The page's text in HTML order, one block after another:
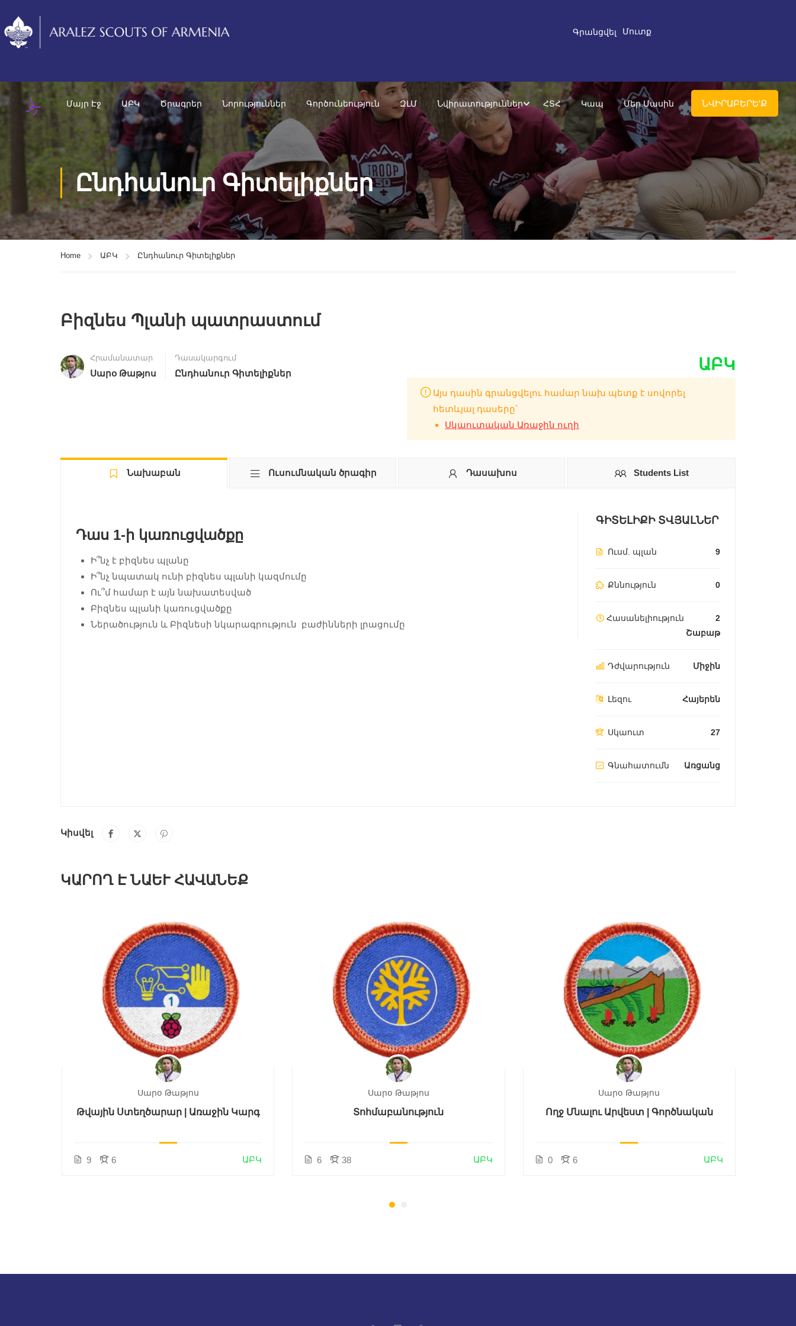
Գրանցվել Մուտք
Մայր Էջ ԱԲԿ Ծրագրեր Նորություններ Գործունեություն ԶԼՄ Նվիրատություններ ՀՏՀ Կապ Մեր Մասին ՆՎԻՐԱԲԵՐԵ'Ք
Ընդհանուր Գիտելիքներ
Home ԱԲԿ Ընդհանուր Գիտելիքներ
Բիզնես Պլանի պատրաստում
Հրամանատար
Սարօ Թաթյոս
Դասակարգում
Ընդհանուր Գիտելիքներ ԱԲԿ
Այս դասին գրանցվելու համար նախ պետք է սովորել
հետևյալ դասերը՝
Սկաուտական Առաջին ուղի
Նախաբան Ուսումնական ծրագիր Դասախոս Students List
Դաս 1-ի կառուցվածքը
Ի՞նչ է բիզնես պլանը
Ի՞նչ նպատակ ունի բիզնես պլանի կազմումը
Ու՞մ համար է այն նախատեսված
Բիզնես պլանի կառուցվածքը
Ներածություն և Բիզնեսի նկարագրություն բաժինների լրացումը
ԳԻՏԵԼԻՔԻ ՏՎՅԱԼՆԵՐ
Ուսմ. պլան 9
Քննություն 0
Հասանելիություն
2
Շաբաթ
Դժվարություն Միջին
Լեզու Հայերեն
Սկաուտ 27
Գնահատումն Առցանց
Կիսվել
ԿԱՐՈՂ Է ՆԱԵՒ ՀԱՎԱՆԵՔ
Սարօ Թաթյոս
Թվային Ստեղծարար | Առաջին Կարգ
9 6 ԱԲԿ
Սարօ Թաթյոս
Տոհմաբանություն
6 38 ԱԲԿ
Սարօ Թաթյոս
Ողջ Մնալու Արվեստ | Գործնական
0 6 ԱԲԿ